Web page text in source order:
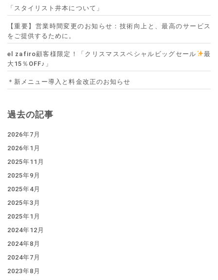
「スタイリスト井本について」
【重要】営業時間変更のお知らせ：技術向上と、最高のサービス
をご提供するために。
el zafiro顧客様限定！「クリスマススペシャルビッグセール
最
大15％OFF♪」
＊新メニュー導入と料金改正のお知らせ
過去の記事
2026年7月
2026年1月
2025年11月
2025年9月
2025年4月
2025年3月
2025年1月
2024年12月
2024年8月
2024年7月
2023年8月